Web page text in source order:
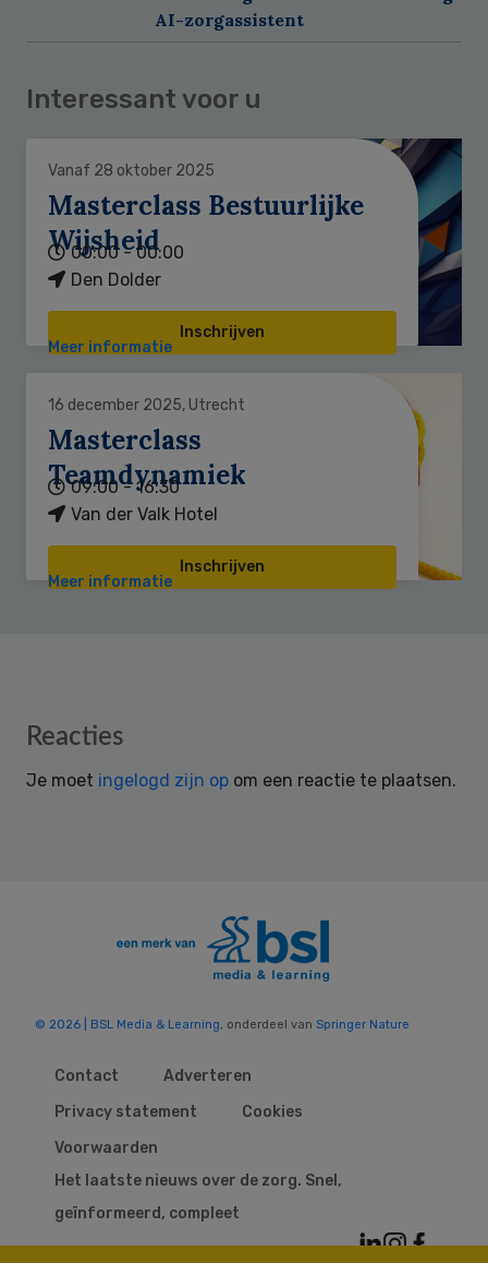
AI-zorgassistent
Interessant voor u
Vanaf 28 oktober 2025
Masterclass Bestuurlijke
Wijsheid
00:00 - 00:00
Den Dolder
Inschrijven
Meer informatie
16 december 2025, Utrecht
Masterclass
Teamdynamiek
09:00 - 16:30
Van der Valk Hotel
Inschrijven
Meer informatie
Reader
Reacties
Je moet ingelogd zijn op om een reactie te plaatsen.
© 2026 | BSL Media & Learning , onderdeel van Springer Nature
Contact
Adverteren
Privacy statement
Cookies
Voorwaarden
Het laatste nieuws over de zorg. Snel,
geïnformeerd, compleet